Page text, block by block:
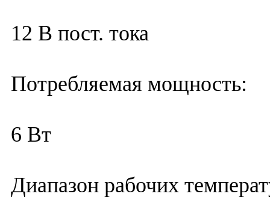
12 В пост. тока
Потребляемая мощность:
6 Вт
Диапазон рабочих